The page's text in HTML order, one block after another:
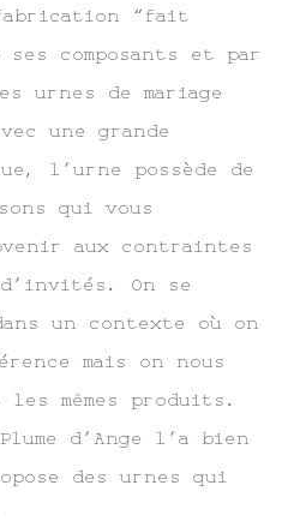
“fait
composants et par
urnes de mariage
une grande
l’urne possède de
qui vous
aux contraintes
On se
un contexte où on
mais on nous
mêmes produits.
d’Ange l’a bien
des urnes qui